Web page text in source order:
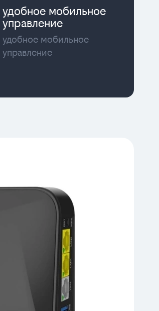
удобное мобильное
управление
удобное мобильное
управление